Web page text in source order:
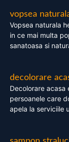
vopsea
Vopsea naturala
in ce mai multa
sanatoasa si
decolorare
Decolorare
persoanele care
apela la serviciile